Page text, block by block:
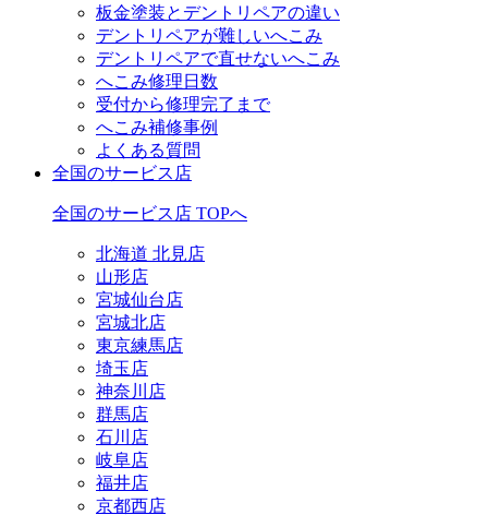
板金塗装とデントリペアの違い
デントリペアが難しいへこみ
デントリペアで直せないへこみ
へこみ修理日数
受付から修理完了まで
へこみ補修事例
よくある質問
全国のサービス店
全国のサービス店 TOPへ
北海道 北見店
山形店
宮城仙台店
宮城北店
東京練馬店
埼玉店
神奈川店
群馬店
石川店
岐阜店
福井店
京都西店